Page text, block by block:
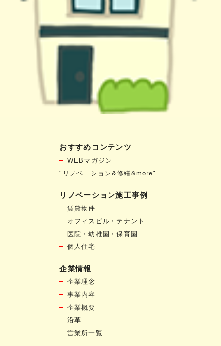
おすすめコンテンツ
WEBマガジン
"リノベーション&修繕&more"
リノベーション施工事例
賃貸物件
オフィスビル・テナント
医院・幼稚園・保育園
個人住宅
企業情報
企業理念
事業内容
企業概要
沿革
営業所一覧